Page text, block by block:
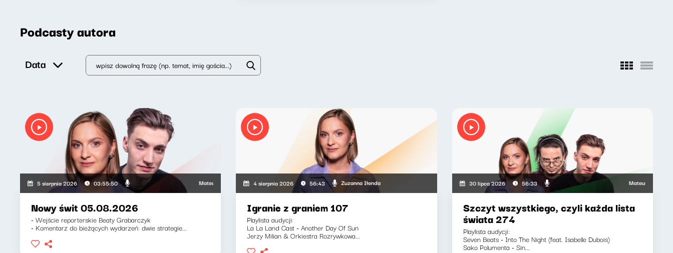
Podcasty autora
Data
5 sierpnia 2026 03:55:50 Mateusz Andruszkiewicz, Zuzanna Iłenda
Nowy świt 05.08.2026
- Wejście reporterskie Beaty Grabarczyk
- Komentarz do bieżących wydarzeń: dwie strategie...
4 sierpnia 2026 56:43 Zuzanna Iłenda
Igranie z graniem 107
Playlista audycji:
La La Land Cast - Another Day Of Sun
Jerzy Milian & Orkiestra Rozrywkowa...
30 lipca 2026 56:33 Mateusz
Szczyt wszystkiego, czyli każda lista
świata 274
Playlista audycji:
Seven Beats - Into The Night (feat. Isabelle Dubois)
Sako Polumenta - Sin...